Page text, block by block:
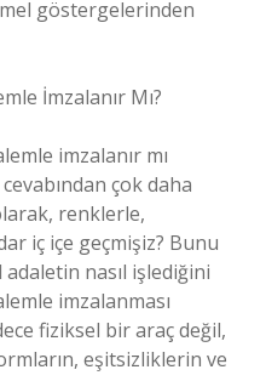
göstergelerinden
İmzalanır Mı?
imzalanır mı
çok daha
renklerle,
iç içe geçmişiz? Bunu
nasıl işlediğini
imzalanması
fiziksel bir araç değil,
eşitsizliklerin ve